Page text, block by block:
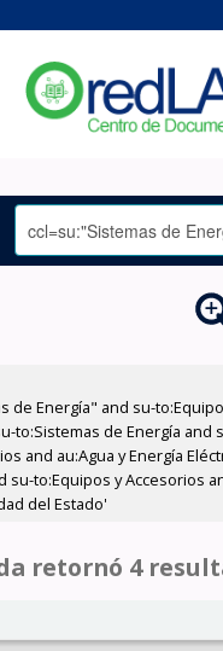
Energía" and su-
to:Sistemas de Energía and
and au:Agua y Energía
to:Equipos y Accesorios
del Estado'
retornó 4